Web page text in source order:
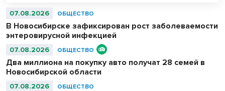
07.08.2026 ОБЩЕСТВО
В Новосибирске зафиксирован рост заболеваемости
энтеровирусной инфекцией
07.08.2026 ОБЩЕСТВО
Два миллиона на покупку авто получат 28 семей в
Новосибирской области
07.08.2026 ОБЩЕСТВО